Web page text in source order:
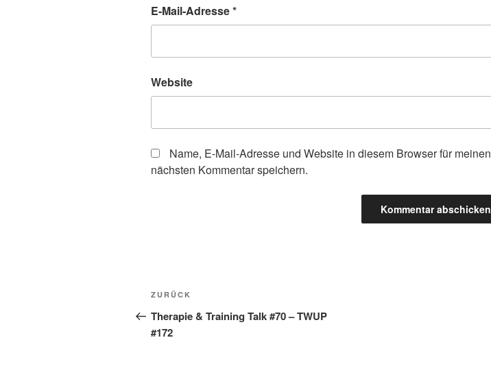
E-Mail-Adresse*
Website
Name, E-Mail-Adresse und Website in diesem Browser für meinen
nächsten Kommentar speichern.
Beitragsnavigation
Vorheriger
Beitrag
ZURÜCK
Therapie & Training Talk #70 – TWUP
#172